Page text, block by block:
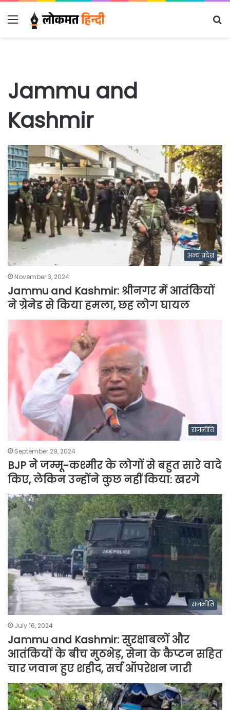
Menu
Jammu and
Kashmir
अन्य प्रदेश
November 3, 2024
Jammu and Kashmir: श्रीनगर में आतंकियों
ने ग्रेनेड से किया हमला, छह लोग घायल
राजनीति
September 29, 2024
BJP ने जम्मू-कश्मीर के लोगों से बहुत सारे वादे
किए, लेकिन उन्होंने कुछ नहीं किया: खरगे
राजनीति
July 16, 2024
Jammu and Kashmir: सुरक्षाबलों और
आतंकियों के बीच मुठभेड़, सेना के कैप्टन सहित
चार जवान हुए शहीद, सर्च ऑपरेशन जारी